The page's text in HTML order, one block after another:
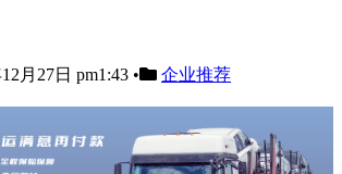
月27日 pm1:43 • 企业推荐